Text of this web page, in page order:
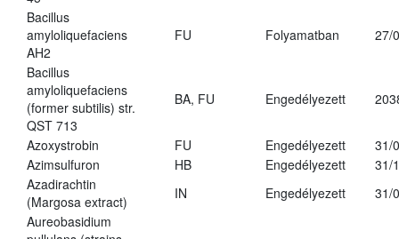
Bacillus
amyloliquefaciens
AH2
FU Folyamatban 27/
Bacillus
amyloliquefaciens
(former subtilis) str.
QST 713
BA, FU Engedélyezett
Azoxystrobin FU Engedélyezett
31/
Azimsulfuron
HB Engedélyezett
31/
Azadirachtin
(Margosa extract)
IN Engedélyezett
31/
Aureobasidium